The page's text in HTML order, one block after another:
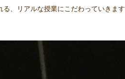
、リアルな授業にこだわっていきます